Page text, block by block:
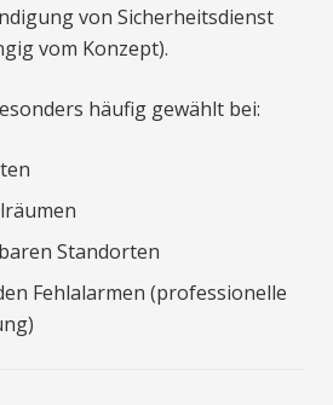
von Sicherheitsdienst
vom Konzept).
häufig gewählt bei:
Standorten
Fehlalarmen (professionelle